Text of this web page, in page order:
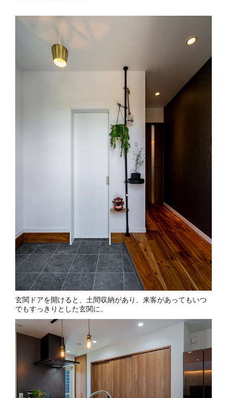
玄関ドアを開けると、土間収納があり、来客があってもいつ
でもすっきりとした玄関に。